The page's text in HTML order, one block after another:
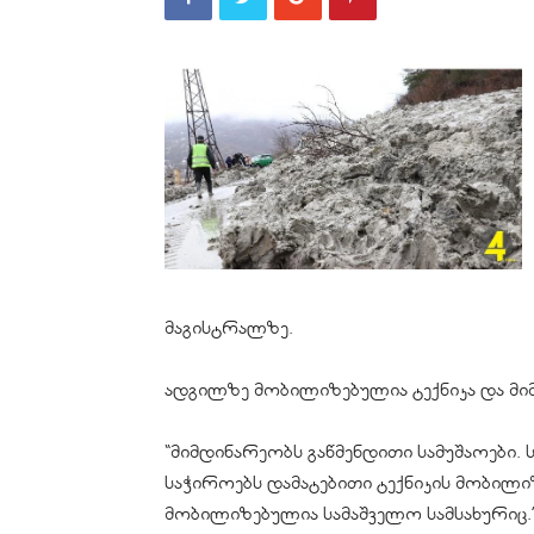
მაგისტრალზე.
ადგილზე მობილიზებულია ტექნიკა და
“მიმდინარეობს გაწმენდითი სამუშაოები.
საჭიროებს დამატებითი ტექნიკის
მობილიზებულია სამაშველო